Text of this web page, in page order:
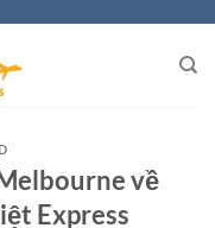
về
Express